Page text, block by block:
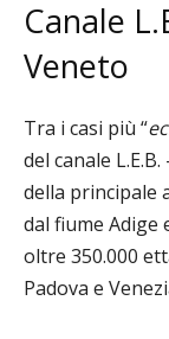
Canale
Veneto
Tra i casi più “
del canale
della principale
dal fiume
oltre 350.000
Padova e